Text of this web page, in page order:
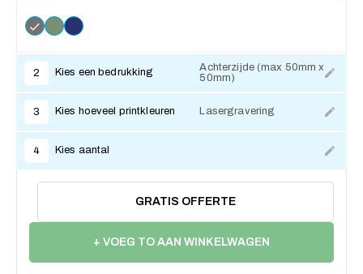
2 Kies een bedrukking
Achterzijde (max 50mm x
50mm)
3 Kies hoeveel printkleuren Lasergravering
4 Kies aantal
GRATIS OFFERTE
+ VOEG TO AAN WINKELWAGEN